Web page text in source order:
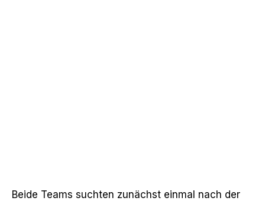
Beide Teams suchten zunächst einmal nach der